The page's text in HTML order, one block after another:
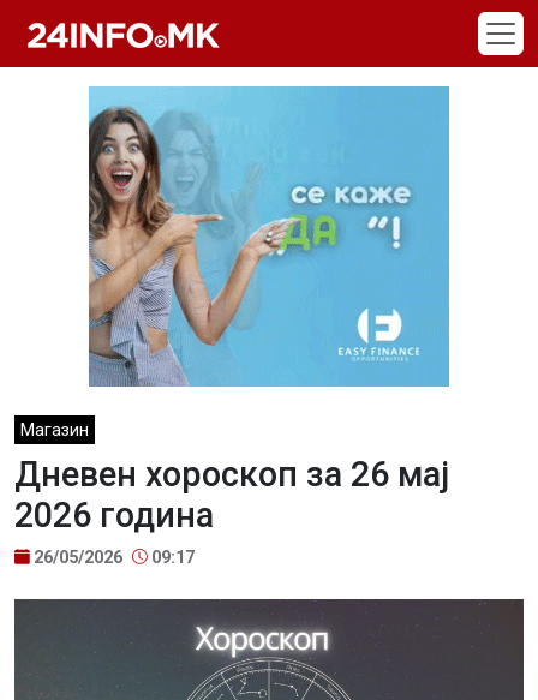
Магазин
Дневен хороскоп за 26 мај
2026 година
26/05/2026 09:17